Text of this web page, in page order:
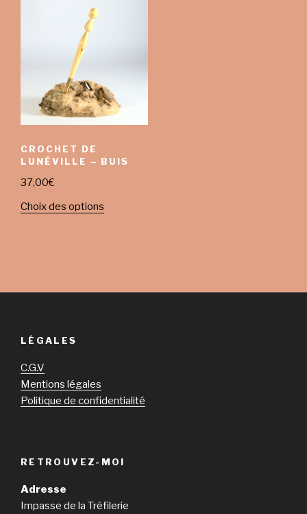
CROCHET DE
LUNÉVILLE – BUIS
37,00€
Choix des options
LÉGALES
C.G.V
Mentions légales
Politique de confidentialité
RETROUVEZ-MOI
Adresse
Impasse de la Tréfilerie